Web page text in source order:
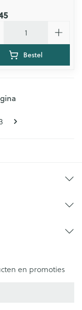
Bestel
pagina
en promoties